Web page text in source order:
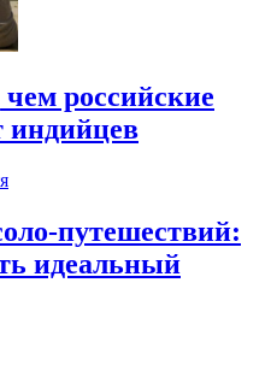
российские
индийцев
путешествий:
идеальный